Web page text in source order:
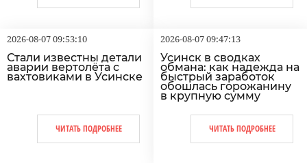
2026-08-07 09:53:10
Стали известны детали
аварии вертолёта с
вахтовиками в Усинске
ЧИТАТЬ ПОДРОБНЕЕ
2026-08-07 09:47:13
Усинск в сводках
обмана: как надежда на
быстрый заработок
обошлась горожанину
в крупную сумму
ЧИТАТЬ ПОДРОБНЕЕ